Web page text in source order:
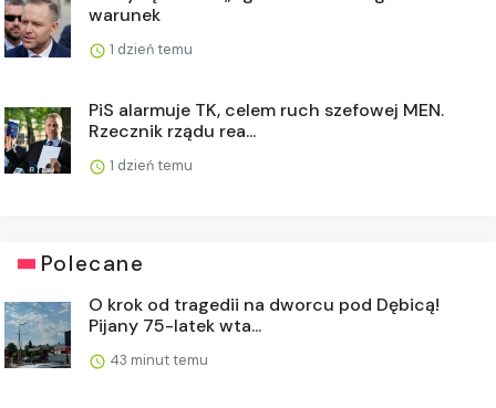
warunek
1 dzień temu
PiS alarmuje TK, celem ruch szefowej MEN.
Rzecznik rządu rea...
1 dzień temu
Polecane
O krok od tragedii na dworcu pod Dębicą!
Pijany 75-latek wta...
43 minut temu